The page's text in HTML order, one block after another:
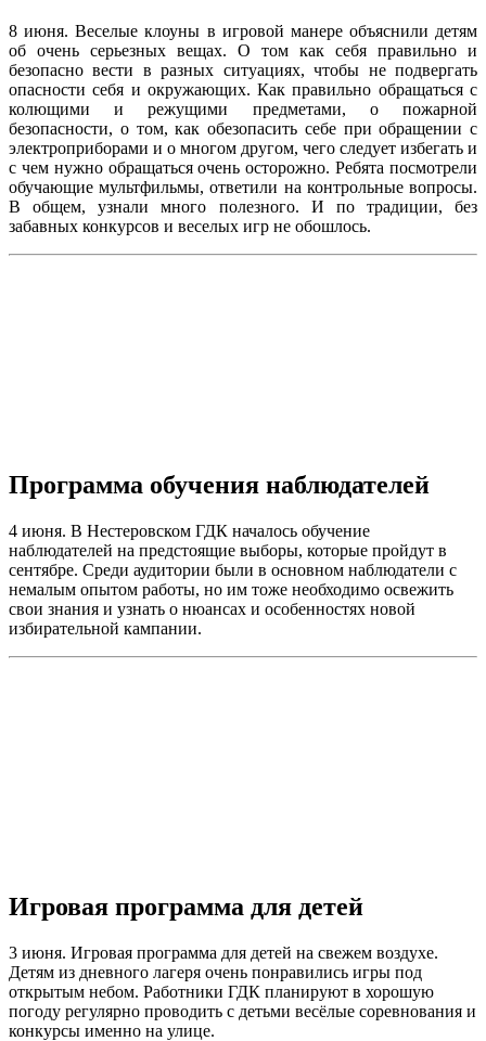
8 июня. Веселые клоуны в игровой манере объяснили детям
об очень серьезных вещах. О том как себя правильно и
безопасно вести в разных ситуациях, чтобы не подвергать
опасности себя и окружающих. Как правильно обращаться с
колющими и режущими предметами, о пожарной
безопасности, о том, как обезопасить себе при обращении с
электроприборами и о многом другом, чего следует избегать и
с чем нужно обращаться очень осторожно. Ребята посмотрели
обучающие мультфильмы, ответили на контрольные вопросы.
В общем, узнали много полезного. И по традиции, без
забавных конкурсов и веселых игр не обошлось.
Программа обучения наблюдателей
4 июня. В Нестеровском ГДК началось обучение
наблюдателей на предстоящие выборы, которые пройдут в
сентябре. Среди аудитории были в основном наблюдатели с
немалым опытом работы, но им тоже необходимо освежить
свои знания и узнать о нюансах и особенностях новой
избирательной кампании.
Игровая программа для детей
3 июня. Игровая программа для детей на свежем воздухе.
Детям из дневного лагеря очень понравились игры под
открытым небом. Работники ГДК планируют в хорошую
погоду регулярно проводить с детьми весёлые соревнования и
конкурсы именно на улице.